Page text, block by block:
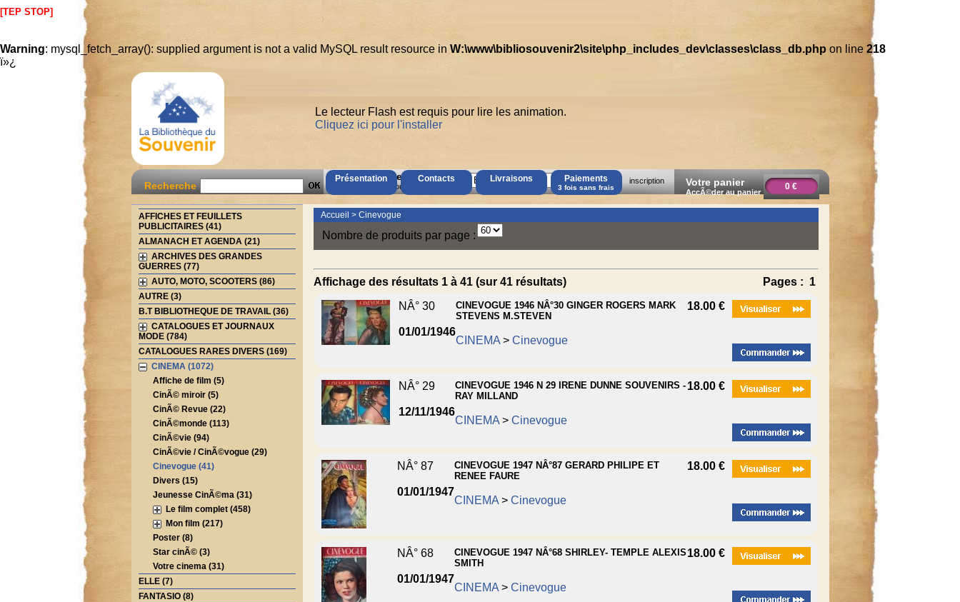
[TEP STOP]
Warning: mysql_fetch_array(): supplied argument is not a valid MySQL result resource in W:\www\bibliosouvenir2\site\php_includes_dev\classes\class_db.php on line 218
ï»¿
Présentation Contacts Livraisons Paiements
3 fois sans frais
Le lecteur Flash est requis pour lire les animation.
Cliquez ici pour l'installer
Recherche
AccÃ¨s Client
Mot de passe oubliÃ© ?
inscription Votre panier
AccÃ©der au panier
0 €
AFFICHES ET FEUILLETS
PUBLICITAIRES (41)
ALMANACH ET AGENDA (21)
ARCHIVES DES GRANDES
GUERRES (77)
AUTO, MOTO, SCOOTERS (86)
AUTRE (3)
B.T BIBLIOTHEQUE DE TRAVAIL (36)
CATALOGUES ET JOURNAUX
MODE (784)
CATALOGUES RARES DIVERS (169)
CINEMA (1072)
Affiche de film (5)
CinÃ© miroir (5)
CinÃ© Revue (22)
CinÃ©monde (113)
CinÃ©vie (94)
CinÃ©vie / CinÃ©vogue (29)
Cinevogue (41)
Divers (15)
Jeunesse CinÃ©ma (31)
Le film complet (458)
Mon film (217)
Poster (8)
Star cinÃ© (3)
Votre cinema (31)
ELLE (7)
FANTASIO (8)
Accueil > Cinevogue
Nombre de produits par page :
Affichage des résultats 1 à 41 (sur 41 résultats) Pages : 1
NÂ° 30
01/01/1946
CINEVOGUE 1946 NÂ°30 GINGER ROGERS MARK
STEVENS M.STEVEN
CINEMA> Cinevogue
18.00 €
NÂ° 29
12/11/1946
CINEVOGUE 1946 N 29 IRENE DUNNE SOUVENIRS -
RAY MILLAND
CINEMA> Cinevogue
18.00 €
NÂ° 87
01/01/1947
CINEVOGUE 1947 NÂ°87 GERARD PHILIPE ET
RENEE FAURE
CINEMA> Cinevogue
18.00 €
NÂ° 68
01/01/1947
CINEVOGUE 1947 NÂ°68 SHIRLEY- TEMPLE ALEXIS
SMITH
CINEMA> Cinevogue
18.00 €